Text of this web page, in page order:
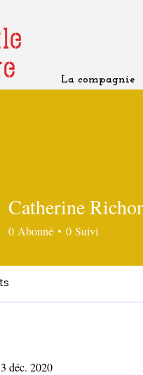
La compagnie
Catherine
0 Abonné 0 Suivi
déc. 2020